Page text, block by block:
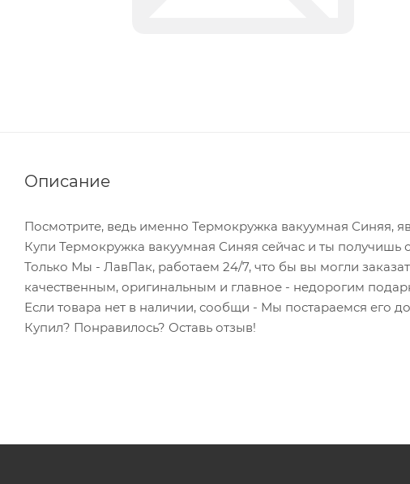
Описание
Посмотрите, ведь именно Термокружка вакуумная Синяя,
Купи Термокружка вакуумная Синяя сейчас и ты
Только Мы - ЛавПак, работаем 24/7, что бы вы могли
качественным, оригинальным и главное - недорогим
Если товара нет в наличии, сообщи - Мы постараемся его
Купил? Понравилось? Оставь отзыв!